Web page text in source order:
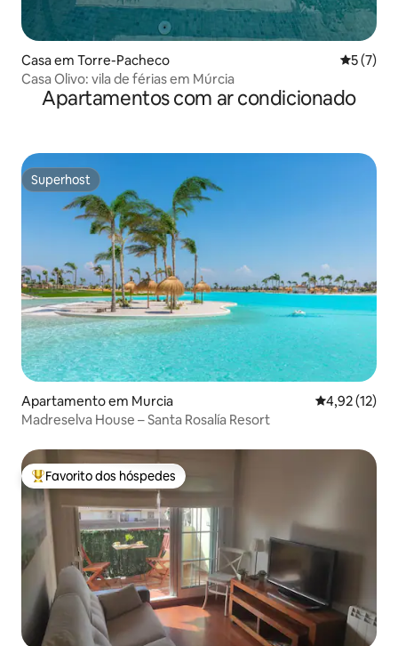
Casa em Torre-Pacheco
5 (7)
Casa Olivo: vila de férias em Múrcia
Apartamentos com ar condicionado
Superhost
Superhost
Apartamento em Murcia Classificação
4,92 (12)
Madreselva House – Santa Rosalía Resort
Favoritos dos hóspedes mais apreciados
Favorito dos hóspedes